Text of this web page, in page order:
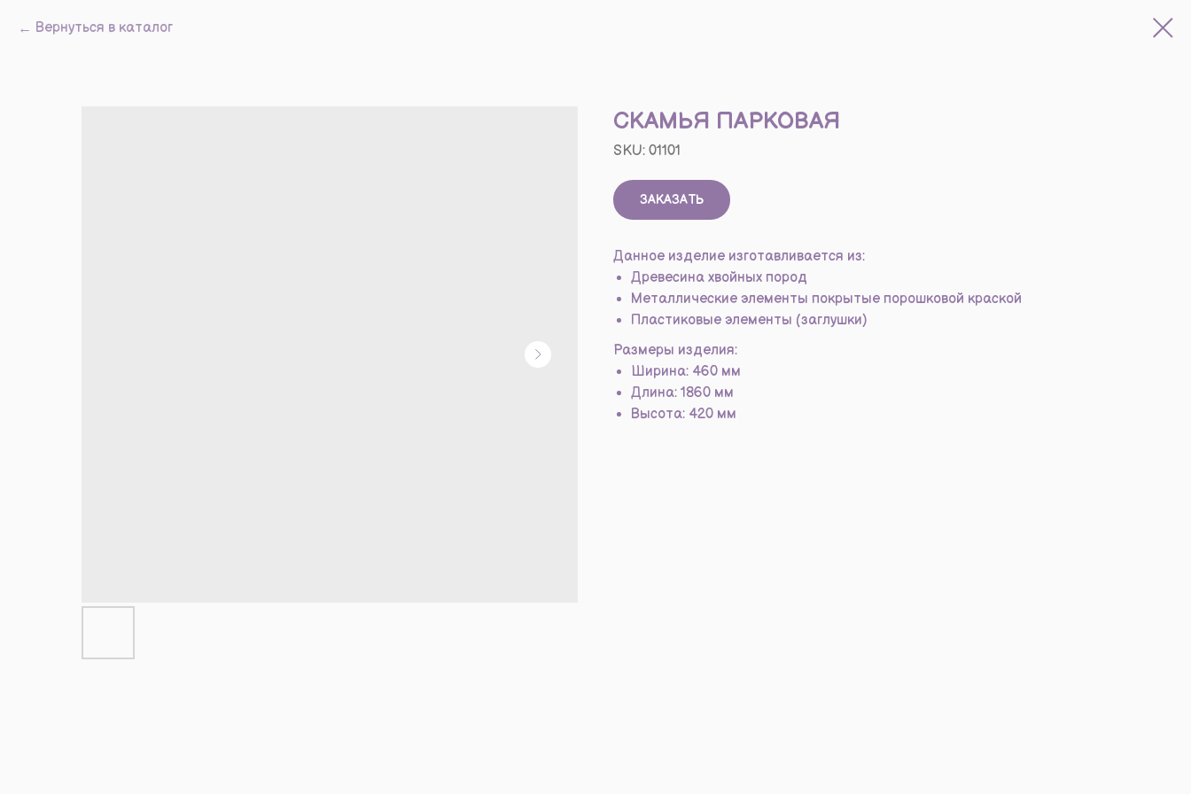
Вернуться в каталог
СКАМЬЯ ПАРКОВАЯ
SKU: 01101
ЗАКАЗАТЬ
Данное изделие изготавливается из:
Древесина хвойных пород
Металлические элементы покрытые порошковой краской
Пластиковые элементы (заглушки)
Размеры изделия:
Ширина: 460 мм
Длина: 1860 мм
Высота: 420 мм